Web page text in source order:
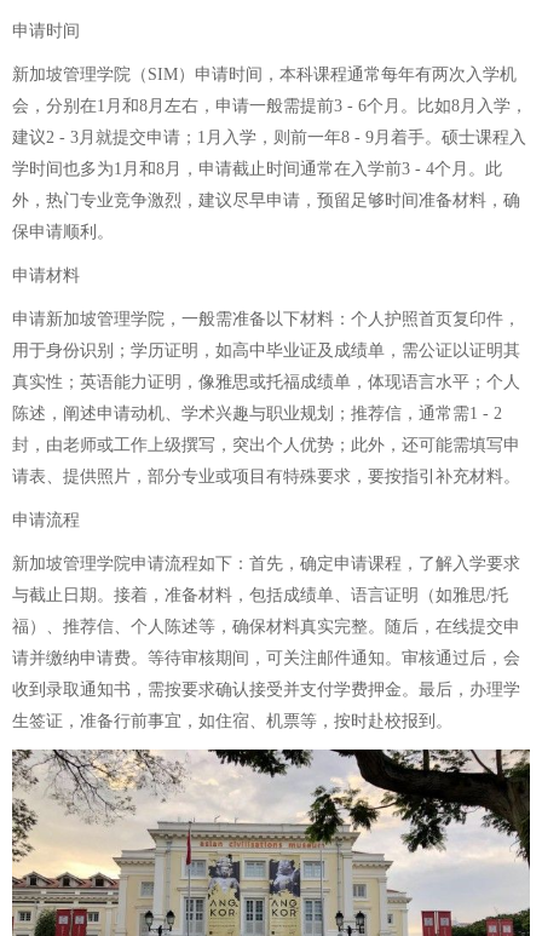
申请时间
新加坡管理学院（SIM）申请时间，本科课程通常每年有两次入学机
会，分别在1月和8月左右，申请一般需提前3 - 6个月。比如8月入学，
建议2 - 3月就提交申请；1月入学，则前一年8 - 9月着手。硕士课程入
学时间也多为1月和8月，申请截止时间通常在入学前3 - 4个月。此
外，热门专业竞争激烈，建议尽早申请，预留足够时间准备材料，确
保申请顺利。
申请材料
申请新加坡管理学院，一般需准备以下材料：个人护照首页复印件，
用于身份识别；学历证明，如高中毕业证及成绩单，需公证以证明其
真实性；英语能力证明，像雅思或托福成绩单，体现语言水平；个人
陈述，阐述申请动机、学术兴趣与职业规划；推荐信，通常需1 - 2
封，由老师或工作上级撰写，突出个人优势；此外，还可能需填写申
请表、提供照片，部分专业或项目有特殊要求，要按指引补充材料。
申请流程
新加坡管理学院申请流程如下：首先，确定申请课程，了解入学要求
与截止日期。接着，准备材料，包括成绩单、语言证明（如雅思/托
福）、推荐信、个人陈述等，确保材料真实完整。随后，在线提交申
请并缴纳申请费。等待审核期间，可关注邮件通知。审核通过后，会
收到录取通知书，需按要求确认接受并支付学费押金。最后，办理学
生签证，准备行前事宜，如住宿、机票等，按时赴校报到。